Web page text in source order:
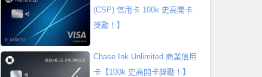
(CSP) 信用卡 100k 史高開卡
獎勵！】
Chase Ink Unlimited 商業信用
卡【100k 史高開卡獎勵！】